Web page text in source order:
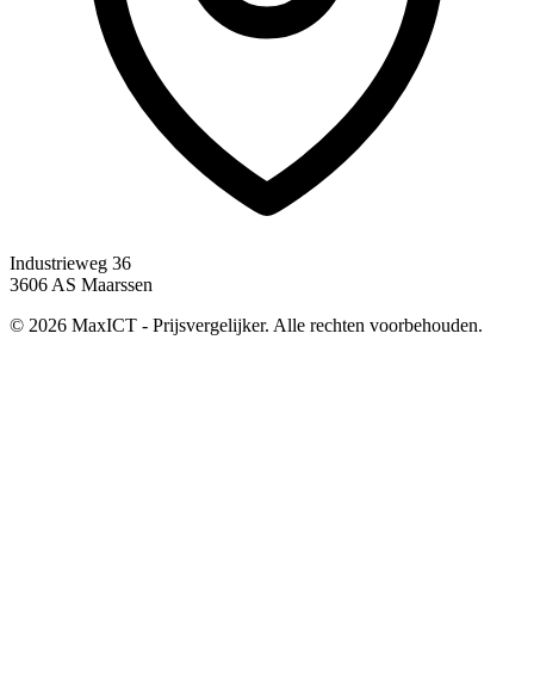
Industrieweg 36
3606 AS Maarssen
© 2026 MaxICT - Prijsvergelijker. Alle rechten voorbehouden.